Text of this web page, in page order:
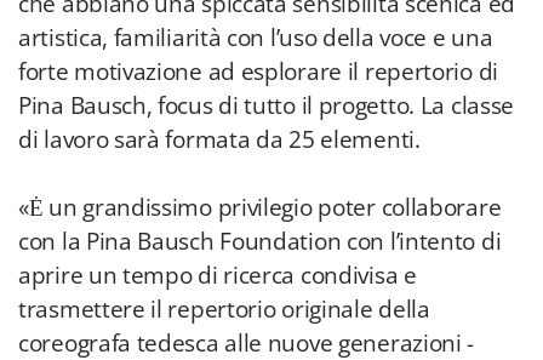
artistica, familiarità con l’uso della voce e una
forte motivazione ad esplorare il repertorio di
Pina Bausch, focus di tutto il progetto. La classe
di lavoro sarà formata da 25 elementi.
«Ė un grandissimo privilegio poter collaborare
con la Pina Bausch Foundation con l’intento di
aprire un tempo di ricerca condivisa e
trasmettere il repertorio originale della
coreografa tedesca alle nuove generazioni -